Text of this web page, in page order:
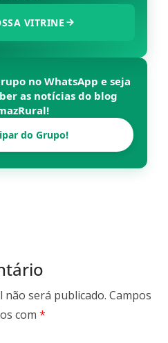
VITRINE
no WhatsApp e seja
as notícias do blog
!
do Grupo!
não será publicado. Campos
com *